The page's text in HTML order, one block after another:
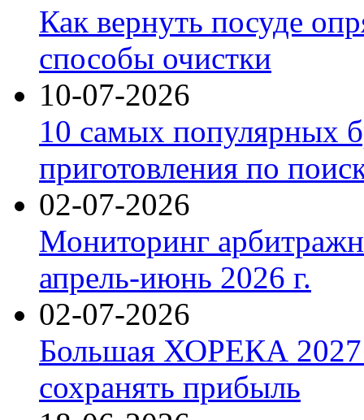
Как вернуть посуде
способы очистки
10-07-2026
10 самых популярных
приготовления по
02-07-2026
Мониторинг
апрель-июнь 2026 г.
02-07-2026
Большая ХОРЕКА 2027:
сохранять прибыль